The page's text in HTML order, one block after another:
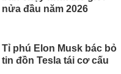
nửa đầu năm 2026
Tỉ phú Elon Musk bác bỏ
tin đồn Tesla tái cơ cấu